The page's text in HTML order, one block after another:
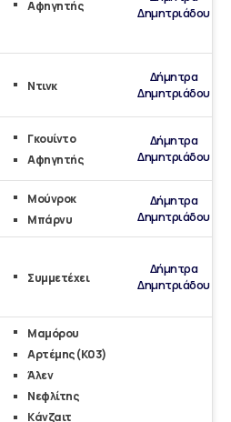
Αφηγητής
Δημητριάδου
Ντινκ
Δήμητρα
Δημητριάδου
Γκουίντο
Αφηγητής
Δήμητρα
Δημητριάδου
Μούνροκ
Μπάρνυ
Δήμητρα
Δημητριάδου
Συμμετέχει
Δήμητρα
Δημητριάδου
Μαμόρου
Αρτέμης (Κ03)
Άλεν
Νεφλίτης
Κάνζαιτ